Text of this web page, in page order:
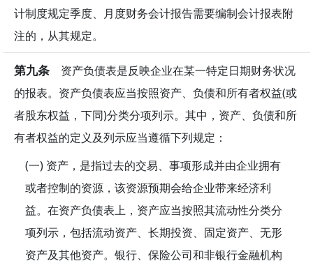
计制度规定季度、月度财务会计报告需要编制会计报表附
注的，从其规定。
第九条 资产负债表是反映企业在某一特定日期财务状况
的报表。资产负债表应当按照资产、负债和所有者权益(或
者股东权益，下同)分类分项列示。其中，资产、负债和所
有者权益的定义及列示应当遵循下列规定：
(一) 资产，是指过去的交易、事项形成并由企业拥有
或者控制的资源，该资源预期会给企业带来经济利
益。在资产负债表上，资产应当按照其流动性分类分
项列示，包括流动资产、长期投资、固定资产、无形
资产及其他资产。银行、保险公司和非银行金融机构